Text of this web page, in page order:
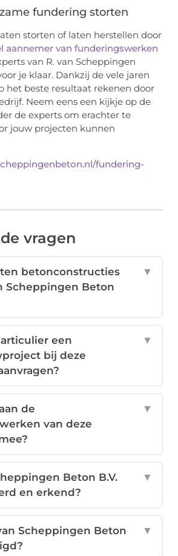
fundering storten
storten of laten herstellen door
aannemer van funderingswerken
van R. van Scheppingen
je klaar. Dankzij de vele jaren
het beste resultaat rekenen door
Neem eens een kijkje op de
de experts om erachter te
jouw projecten kunnen
fundering-
vragen
betonconstructies
Scheppingen Beton
▼
een
bij deze
▼
de
van deze
▼
Beton B.V.
en erkend?
▼
Scheppingen Beton
▼